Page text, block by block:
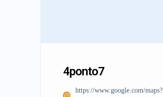
4ponto7
https://www.google.com/maps?